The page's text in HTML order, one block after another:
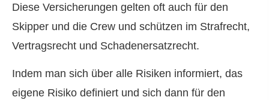
Diese Versicherungen gelten oft auch für den
Skipper und die Crew und schützen im Strafrecht,
Vertragsrecht und Schadenersatzrecht.
Indem man sich über alle Risiken informiert, das
eigene Risiko definiert und sich dann für den